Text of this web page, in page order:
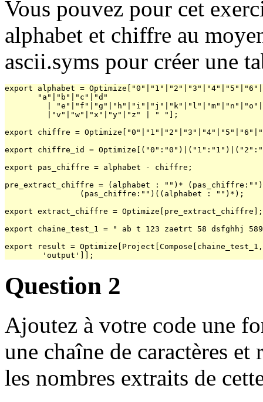
Vous pouvez pour cet
alphabet et chiffre au
ascii.syms pour créer une
export alphabet =
       "a"|"b"|"c"|"d"
export chiffre =
export chiffre_id =
export pas_chiffre = alphabet - chiffre;
pre_extract_chiffre = (alphabet : "")*
export extract_chiffre = Optimize[pre_extract_chiffre];
export chaine_test_1 = " ab t 123 zaetrt 58 dsfghhj
export result =
Question 2
Ajoutez à votre code une
une chaîne de caractères
les nombres extraits de